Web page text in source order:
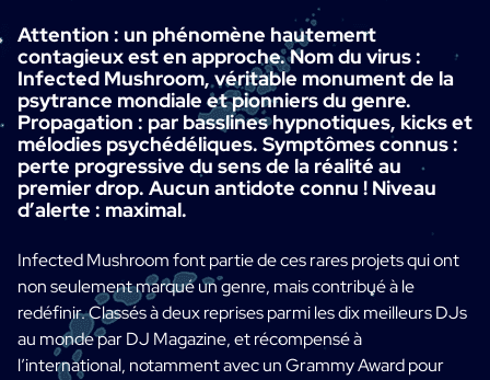
Attention : un phénomène hautement
contagieux est en approche. Nom du virus :
Infected Mushroom, véritable monument de la
psytrance mondiale et pionniers du genre.
Propagation : par basslines hypnotiques, kicks et
mélodies psychédéliques. Symptômes connus :
perte progressive du sens de la réalité au
premier drop. Aucun antidote connu ! Niveau
d’alerte : maximal.
Infected Mushroom font partie de ces rares projets qui ont
non seulement marqué un genre, mais contribué à le
redéfinir. Classés à deux reprises parmi les dix meilleurs DJs
au monde par DJ Magazine, et récompensé à
l’international, notamment avec un Grammy Award pour